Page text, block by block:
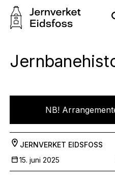
NB!
JERNVERKET EIDSFOSS
15. juni 2025